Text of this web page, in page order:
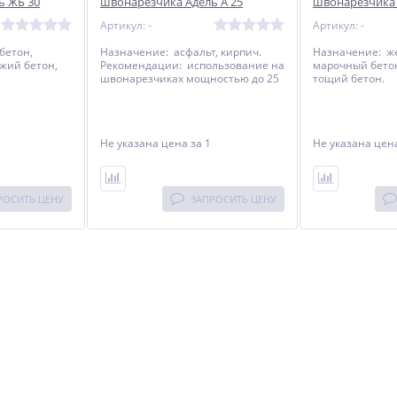
бетон,
и
ЦЕНУ
Ø450x3,5 мм (40x4,5x8)
сегментов 32
Артикул: -
Назначение: асфальт, кирпич.
Рекомендации: использование на
швонарезчиках мощностью до 25
Не указана цена за 1
ЗАПРОСИТЬ ЦЕНУ
Ø700x3,5 мм
сегментов 49
Артикул: -
Назначение:
марочный
тощий бетон.
алмазный диск.
и на свежем
Не указана